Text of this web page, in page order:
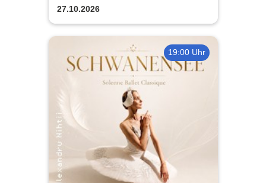
Sound
27.10.2026
19:00 Uhr